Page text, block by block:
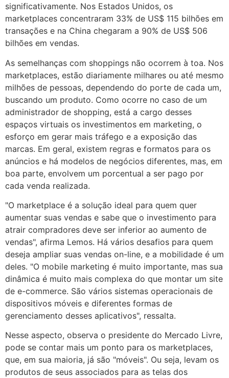
significativamente. Nos Estados Unidos, os
marketplaces concentraram 33% de US$ 115 bilhões em
transações e na China chegaram a 90% de US$ 506
bilhões em vendas.
As semelhanças com shoppings não ocorrem à toa. Nos
marketplaces, estão diariamente milhares ou até mesmo
milhões de pessoas, dependendo do porte de cada um,
buscando um produto. Como ocorre no caso de um
administrador de shopping, está a cargo desses
espaços virtuais os investimentos em marketing, o
esforço em gerar mais tráfego e a exposição das
marcas. Em geral, existem regras e formatos para os
anúncios e há modelos de negócios diferentes, mas, em
boa parte, envolvem um porcentual a ser pago por
cada venda realizada.
"O marketplace é a solução ideal para quem quer
aumentar suas vendas e sabe que o investimento para
atrair compradores deve ser inferior ao aumento de
vendas", afirma Lemos. Há vários desafios para quem
deseja ampliar suas vendas on-line, e a mobilidade é um
deles. "O mobile marketing é muito importante, mas sua
dinâmica é muito mais complexa do que montar um site
de e-commerce. São vários sistemas operacionais de
dispositivos móveis e diferentes formas de
gerenciamento desses aplicativos", ressalta.
Nesse aspecto, observa o presidente do Mercado Livre,
pode se contar mais um ponto para os marketplaces,
que, em sua maioria, já são "móveis". Ou seja, levam os
produtos de seus associados para as telas dos